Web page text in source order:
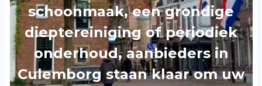
schoonmaak, een grondige
dieptereiniging of periodiek
onderhoud, aanbieders in
Culemborg staan klaar om uw